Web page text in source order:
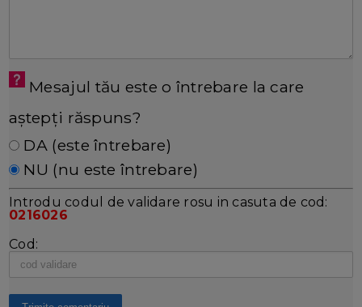
Mesajul tău este o întrebare la care
aștepți răspuns?
DA (este întrebare)
NU (nu este întrebare)
Introdu codul de validare rosu in casuta de cod:
0216026
Cod: